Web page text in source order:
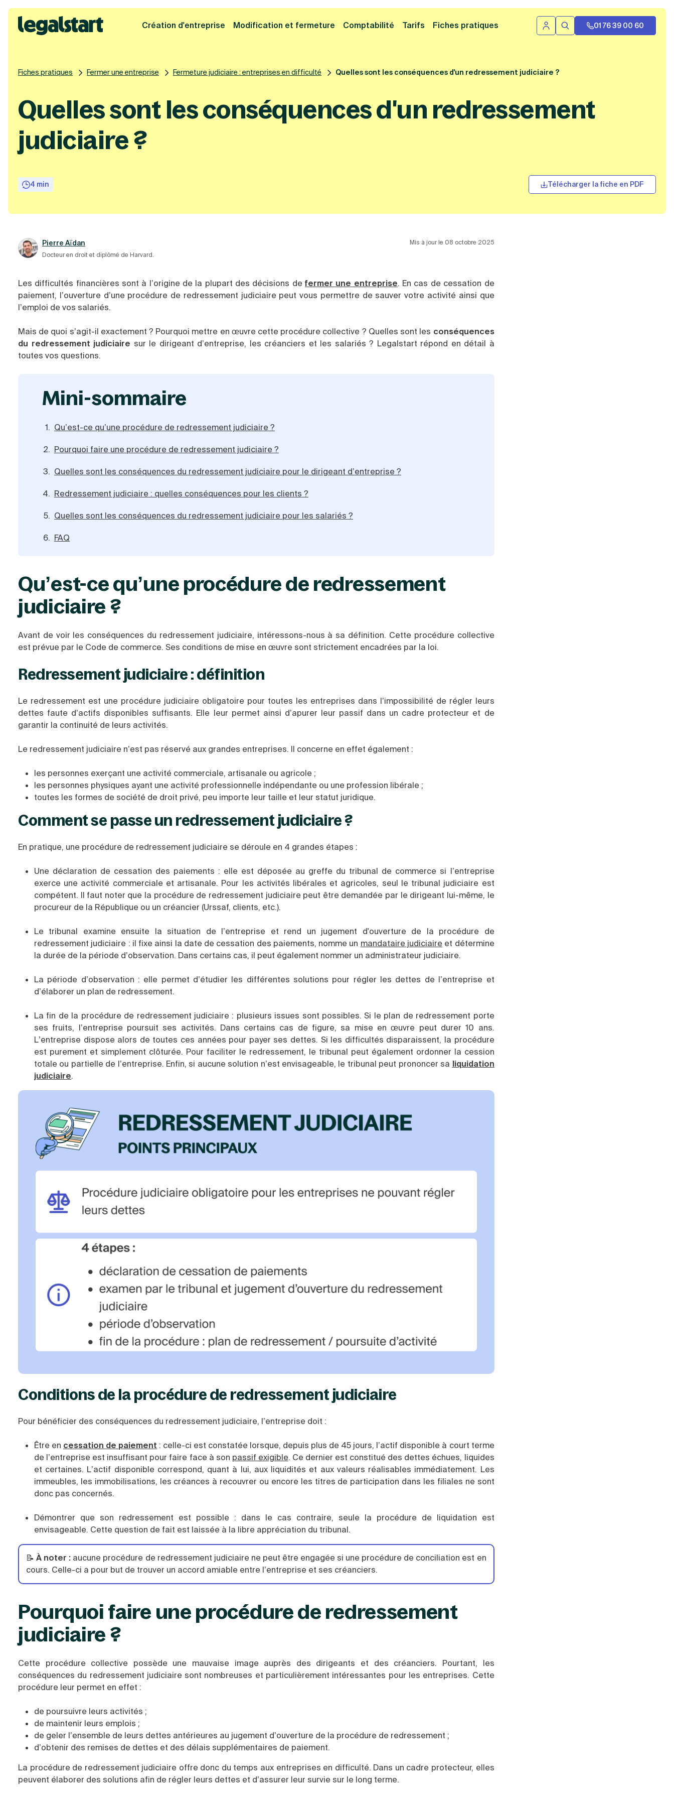
Cliquez ici pour reprendre votre démarche Fermer la bannière
Legalstart
Création d'entreprise Modification et fermeture Comptabilité Tarifs Fiches pratiques Se connecter
Rechercher01 76 39 00 60
Fiches pratiques Fermer une entreprise Fermeture judiciaire : entreprises en difficulté Quelles sont les conséquences d'un redressement judiciaire ?
Quelles sont les conséquences d'un redressement
judiciaire ?
4 min Télécharger la fiche en PDF
Pierre Aïdan
Docteur en droit et diplômé de Harvard.
Mis à jour le 08 octobre 2025
Les difficultés financières sont à l’origine de la plupart des décisions defermer une entreprise. En cas de cessation de
paiement, l’ouverture d’une procédure de redressement judiciaire peut vous permettre de sauver votre activité ainsi que
l’emploi de vos salariés.
Mais de quoi s’agit-il exactement ? Pourquoi mettre en œuvre cette procédure collective ? Quelles sont les conséquences
du redressement judiciaire sur le dirigeant d’entreprise, les créanciers et les salariés ? Legalstart répond en détail à
toutes vos questions.
mini-sommaire
Qu’est-ce qu’une procédure de redressement judiciaire ?
Pourquoi faire une procédure de redressement judiciaire ?
Quelles sont les conséquences du redressement judiciaire pour le dirigeant d’entreprise ?
Redressement judiciaire : quelles conséquences pour les clients ?
Quelles sont les conséquences du redressement judiciaire pour les salariés ?
FAQ
Qu’est-ce qu’une procédure de redressement
judiciaire ?
Avant de voir les conséquences du redressement judiciaire, intéressons-nous à sa définition. Cette procédure collective
est prévue par le Code de commerce. Ses conditions de mise en œuvre sont strictement encadrées par la loi.
Redressement judiciaire : définition
Le redressement est une procédure judiciaire obligatoire pour toutes les entreprises dans l’impossibilité de régler leurs
dettes faute d’actifs disponibles suffisants. Elle leur permet ainsi d’apurer leur passif dans un cadre protecteur et de
garantir la continuité de leurs activités.
Le redressement judiciaire n’est pas réservé aux grandes entreprises. Il concerne en effet également :
les personnes exerçant une activité commerciale, artisanale ou agricole ;
les personnes physiques ayant une activité professionnelle indépendante ou une profession libérale ;
toutes les formes de société de droit privé, peu importe leur taille et leur statut juridique.
Comment se passe un redressement judiciaire ?
En pratique, une procédure de redressement judiciaire se déroule en 4 grandes étapes :
Une déclaration de cessation des paiements : elle est déposée au greffe du tribunal de commerce si l’entreprise
exerce une activité commerciale et artisanale. Pour les activités libérales et agricoles, seul le tribunal judiciaire est
compétent. Il faut noter que la procédure de redressement judiciaire peut être demandée par le dirigeant lui-même, le
procureur de la République ou un créancier (Urssaf, clients, etc.).
Le tribunal examine ensuite la situation de l’entreprise et rend un jugement d'ouverture de la procédure de
redressement judiciaire : il fixe ainsi la date de cessation des paiements, nomme un mandataire judiciaireet détermine
la durée de la période d’observation. Dans certains cas, il peut également nommer un administrateur judiciaire.
La période d’observation : elle permet d’étudier les différentes solutions pour régler les dettes de l’entreprise et
d’élaborer un plan de redressement.
La fin de la procédure de redressement judiciaire : plusieurs issues sont possibles. Si le plan de redressement porte
ses fruits, l’entreprise poursuit ses activités. Dans certains cas de figure, sa mise en œuvre peut durer 10 ans.
L’entreprise dispose alors de toutes ces années pour payer ses dettes. Si les difficultés disparaissent, la procédure
est purement et simplement clôturée. Pour faciliter le redressement, le tribunal peut également ordonner la cession
totale ou partielle de l’entreprise. Enfin, si aucune solution n’est envisageable, le tribunal peut prononcer sa liquidation
judiciaire.
Conditions de la procédure de redressement judiciaire
Pour bénéficier des conséquences du redressement judiciaire, l’entreprise doit :
Être en cessation de paiement : celle-ci est constatée lorsque, depuis plus de 45 jours, l’actif disponible à court terme
de l’entreprise est insuffisant pour faire face à son passif exigible. Ce dernier est constitué des dettes échues, liquides
et certaines. L’actif disponible correspond, quant à lui, aux liquidités et aux valeurs réalisables immédiatement. Les
immeubles, les immobilisations, les créances à recouvrer ou encore les titres de participation dans les filiales ne sont
donc pas concernés.
Démontrer que son redressement est possible : dans le cas contraire, seule la procédure de liquidation est
envisageable. Cette question de fait est laissée à la libre appréciation du tribunal.
📝 À noter : aucune procédure de redressement judiciaire ne peut être engagée si une procédure de conciliation est en
cours. Celle-ci a pour but de trouver un accord amiable entre l’entreprise et ses créanciers.
Pourquoi faire une procédure de redressement
judiciaire ?
Cette procédure collective possède une mauvaise image auprès des dirigeants et des créanciers. Pourtant, les
conséquences du redressement judiciaire sont nombreuses et particulièrement intéressantes pour les entreprises. Cette
procédure leur permet en effet :
de poursuivre leurs activités ;
de maintenir leurs emplois ;
de geler l’ensemble de leurs dettes antérieures au jugement d’ouverture de la procédure de redressement ;
d’obtenir des remises de dettes et des délais supplémentaires de paiement.
La procédure de redressement judiciaire offre donc du temps aux entreprises en difficulté. Dans un cadre protecteur, elles
peuvent élaborer des solutions afin de régler leurs dettes et d’assurer leur survie sur le long terme.